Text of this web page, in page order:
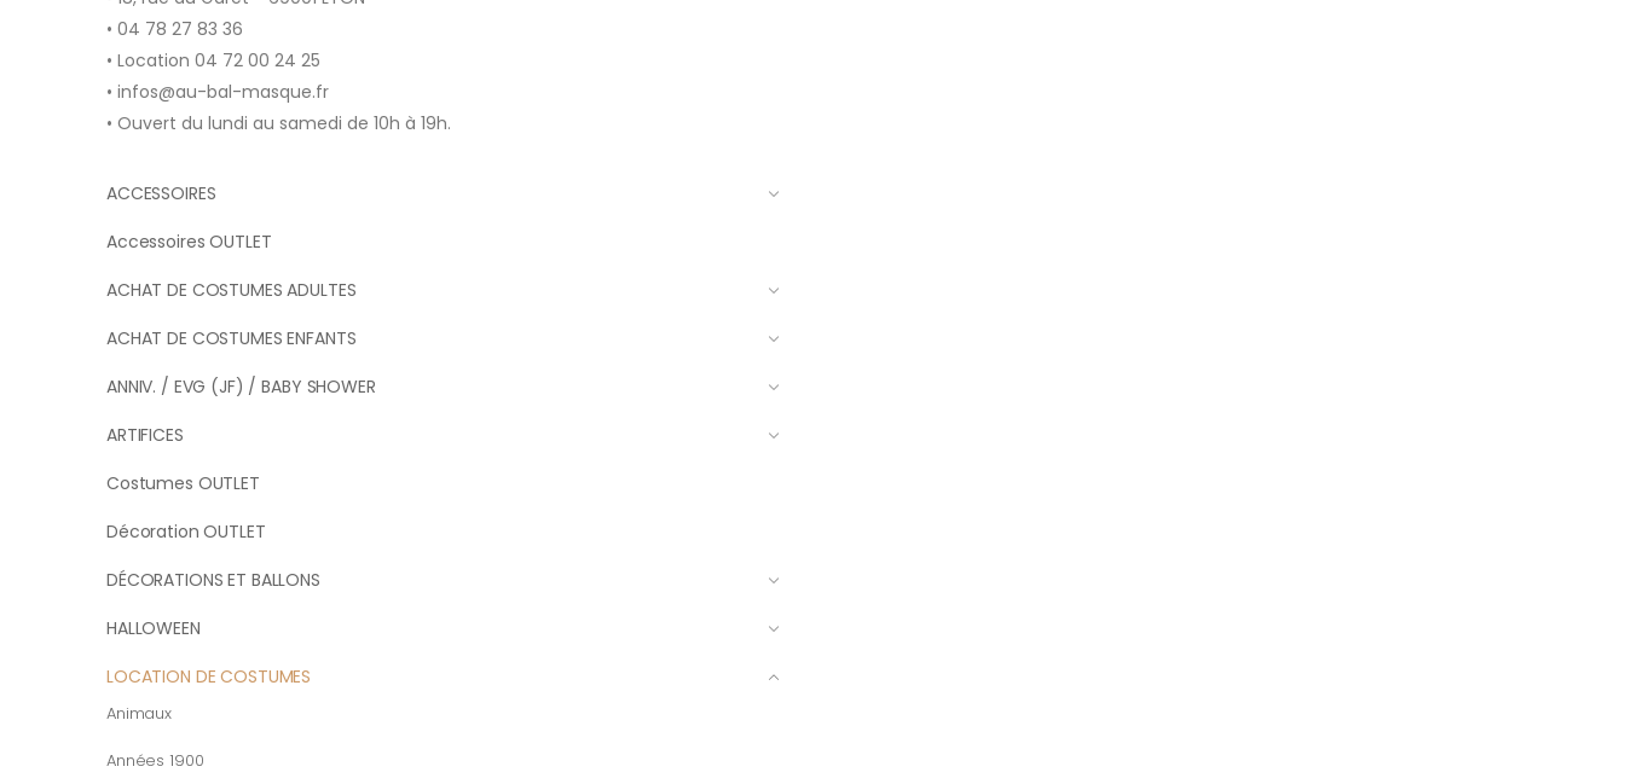
• 04 78 27 83 36
• Location 04 72 00 24 25
• infos@au-bal-masque.fr
• Ouvert du lundi au samedi de 10h à 19h.
ACCESSOIRES
Accessoires OUTLET
ACHAT DE COSTUMES ADULTES
ACHAT DE COSTUMES ENFANTS
ANNIV. / EVG (JF) / BABY SHOWER
ARTIFICES
Costumes OUTLET
Décoration OUTLET
DÉCORATIONS ET BALLONS
HALLOWEEN
LOCATION DE COSTUMES
Animaux
Années 1900